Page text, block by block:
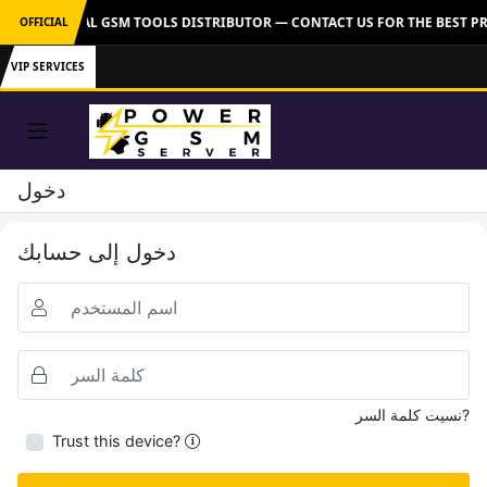
OFFICIAL
OFFICIAL GSM TOOLS DISTRIBUTOR — CONTACT US FOR THE BEST
VIP SERVICES
دخول
دخول إلى حسابك
نسيت كلمة السر?
Trust this device?